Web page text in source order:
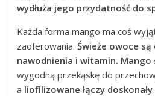
wydłuża jego przydatność do
Każda forma mango ma coś
zaoferowania.Świeże owoce są
nawodnienia i witamin. Mango
wygodną przekąskę do
a liofilizowane łączy